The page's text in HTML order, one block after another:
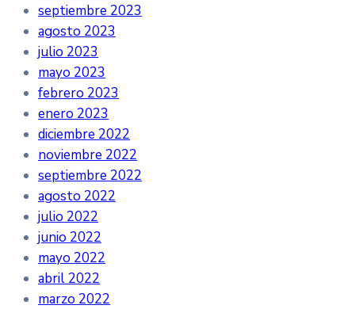
septiembre 2023
agosto 2023
julio 2023
mayo 2023
febrero 2023
enero 2023
diciembre 2022
noviembre 2022
septiembre 2022
agosto 2022
julio 2022
junio 2022
mayo 2022
abril 2022
marzo 2022